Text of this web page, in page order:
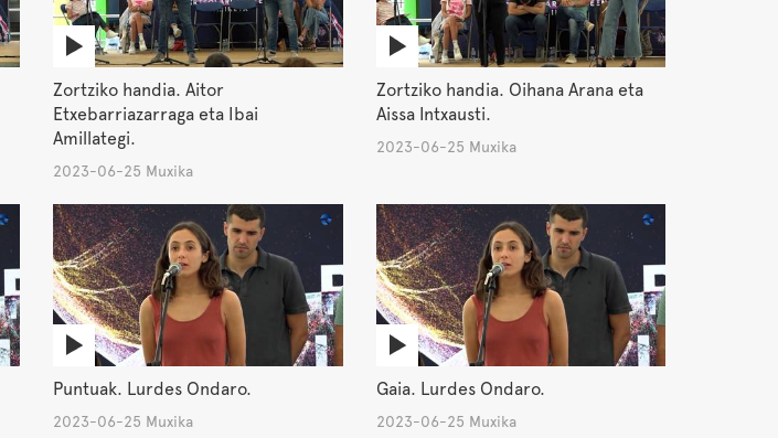
Zortziko handia. Aitor
Etxebarriazarraga eta Ibai
Amillategi.
2023-06-25 Muxika
Zortziko handia. Oihana Arana eta
Aissa Intxausti.
2023-06-25 Muxika
Puntuak. Lurdes Ondaro.
2023-06-25 Muxika
Gaia. Lurdes Ondaro.
2023-06-25 Muxika